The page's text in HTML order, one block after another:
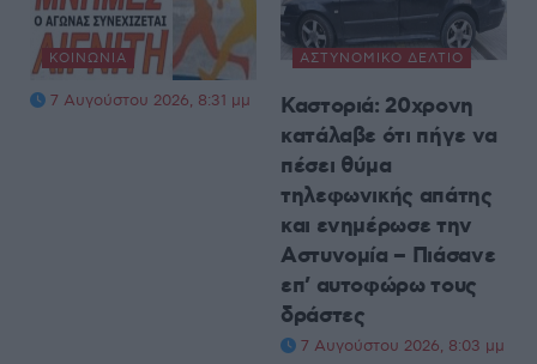
ΚΟΙΝΩΝΊΑ
7 Αυγούστου 2026, 8:31 μμ
ΑΣΤΥΝΟΜΙΚΌ ΔΕΛΤΊΟ
Καστοριά: 20χρονη
κατάλαβε ότι πήγε να
πέσει θύμα
τηλεφωνικής απάτης
και ενημέρωσε την
Αστυνομία – Πιάσανε
επ’ αυτοφώρω τους
δράστες
7 Αυγούστου 2026, 8:03 μμ